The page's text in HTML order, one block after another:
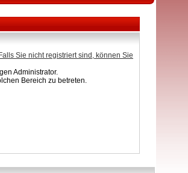
Falls Sie nicht registriert sind, können Sie
Administrator.
Bereich zu betreten.